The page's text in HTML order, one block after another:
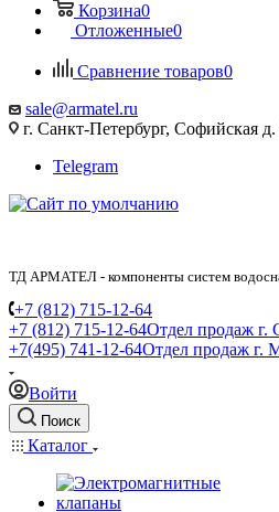
Корзина0
Отложенные0
Сравнение товаров0
sale@armatel.ru
г. Санкт-Петербург, Софийская
Telegram
ТД АРМАТЕЛ - компоненты систем
+7 (812) 715-12-64
+7 (812) 715-12-64Отдел продаж г.
+7(495) 741-12-64Отдел продаж г.
Войти
Поиск
Каталог